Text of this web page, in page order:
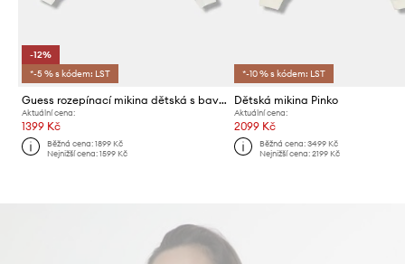
-12%
*-5 % s kódem: LST
Guess rozepínací mikina dětská s bavlnou
Aktuální cena:
1399 Kč
Běžná cena:1899 Kč
Nejnižší cena:1599 Kč
*-10 % s kódem: LST
Dětská mikina Pinko
Aktuální cena:
2099 Kč
Běžná cena: 3499 Kč
Nejnižší cena: 2199 Kč